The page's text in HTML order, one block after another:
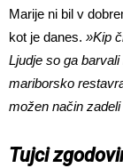
Marije ni bil v
kot je danes. »Kip
Ljudje so ga
mariborsko
možen način
Tujci